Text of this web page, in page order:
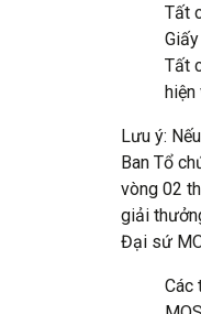
Tất
Tất
Lưu ý:
Ban Tổ
vòng 02
giải
Đại sứ
Các